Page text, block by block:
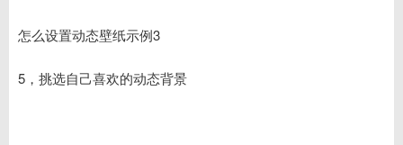
怎么设置动态壁纸示例3
5，挑选自己喜欢的动态背景